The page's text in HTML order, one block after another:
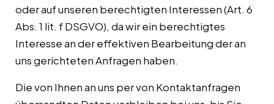
oder auf unseren berechtigten Interessen (Art. 6
Abs. 1 lit. f DSGVO), da wir ein berechtigtes
Interesse an der effektiven Bearbeitung der an
uns gerichteten Anfragen haben.
Die von Ihnen an uns per von Kontaktanfragen